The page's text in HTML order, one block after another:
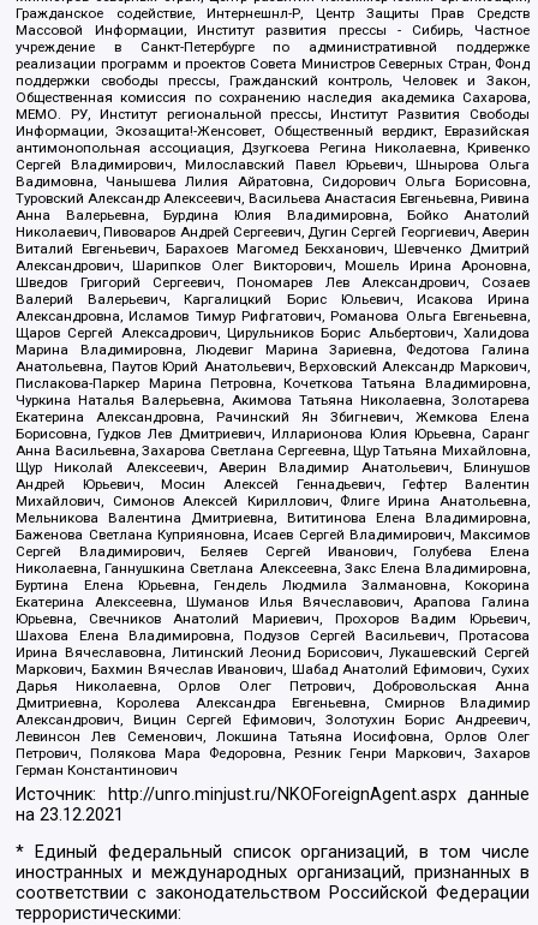
Гражданское содействие, Интернешнл-Р, Центр Защиты Прав Средств
Массовой Информации, Институт развития прессы - Сибирь, Частное
учреждение в Санкт-Петербурге по административной поддержке
реализации программ и проектов Совета Министров Северных Стран, Фонд
поддержки свободы прессы, Гражданский контроль, Человек и Закон,
Общественная комиссия по сохранению наследия академика Сахарова,
МЕМО. РУ, Институт региональной прессы, Институт Развития Свободы
Информации, Экозащита!-Женсовет, Общественный вердикт, Евразийская
антимонопольная ассоциация, Дзугкоева Регина Николаевна, Кривенко
Сергей Владимирович, Милославский Павел Юрьевич, Шнырова Ольга
Вадимовна, Чанышева Лилия Айратовна, Сидорович Ольга Борисовна,
Туровский Александр Алексеевич, Васильева Анастасия Евгеньевна, Ривина
Анна Валерьевна, Бурдина Юлия Владимировна, Бойко Анатолий
Николаевич, Пивоваров Андрей Сергеевич, Дугин Сергей Георгиевич, Аверин
Виталий Евгеньевич, Барахоев Магомед Бекханович, Шевченко Дмитрий
Александрович, Шарипков Олег Викторович, Мошель Ирина Ароновна,
Шведов Григорий Сергеевич, Пономарев Лев Александрович, Созаев
Валерий Валерьевич, Каргалицкий Борис Юльевич, Исакова Ирина
Александровна, Исламов Тимур Рифгатович, Романова Ольга Евгеньевна,
Щаров Сергей Алексадрович, Цирульников Борис Альбертович, Халидова
Марина Владимировна, Людевиг Марина Зариевна, Федотова Галина
Анатольевна, Паутов Юрий Анатольевич, Верховский Александр Маркович,
Пислакова-Паркер Марина Петровна, Кочеткова Татьяна Владимировна,
Чуркина Наталья Валерьевна, Акимова Татьяна Николаевна, Золотарева
Екатерина Александровна, Рачинский Ян Збигневич, Жемкова Елена
Борисовна, Гудков Лев Дмитриевич, Илларионова Юлия Юрьевна, Саранг
Анна Васильевна, Захарова Светлана Сергеевна, Щур Татьяна Михайловна,
Щур Николай Алексеевич, Аверин Владимир Анатольевич, Блинушов
Андрей Юрьевич, Мосин Алексей Геннадьевич, Гефтер Валентин
Михайлович, Симонов Алексей Кириллович, Флиге Ирина Анатольевна,
Мельникова Валентина Дмитриевна, Вититинова Елена Владимировна,
Баженова Светлана Куприяновна, Исаев Сергей Владимирович, Максимов
Сергей Владимирович, Беляев Сергей Иванович, Голубева Елена
Николаевна, Ганнушкина Светлана Алексеевна, Закс Елена Владимировна,
Буртина Елена Юрьевна, Гендель Людмила Залмановна, Кокорина
Екатерина Алексеевна, Шуманов Илья Вячеславович, Арапова Галина
Юрьевна, Свечников Анатолий Мариевич, Прохоров Вадим Юрьевич,
Шахова Елена Владимировна, Подузов Сергей Васильевич, Протасова
Ирина Вячеславовна, Литинский Леонид Борисович, Лукашевский Сергей
Маркович, Бахмин Вячеслав Иванович, Шабад Анатолий Ефимович, Сухих
Дарья Николаевна, Орлов Олег Петрович, Добровольская Анна
Дмитриевна, Королева Александра Евгеньевна, Смирнов Владимир
Александрович, Вицин Сергей Ефимович, Золотухин Борис Андреевич,
Левинсон Лев Семенович, Локшина Татьяна Иосифовна, Орлов Олег
Петрович, Полякова Мара Федоровна, Резник Генри Маркович, Захаров
Герман Константинович
Источник: http://unro.minjust.ru/NKOForeignAgent.aspxданные
на23.12.2021
* Единый федеральный список организаций, в том числе
иностранных и международных организаций, признанных в
соответствии с законодательством Российской Федерации
террористическими: